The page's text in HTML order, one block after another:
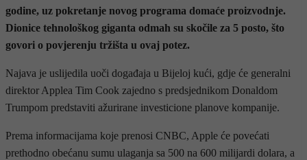
godine, uz pokretanje novog programa domaće proizvodnje.
Dionice tehnološkog giganta odmah su skočile za 5 posto, što
govori o povjerenju tržišta u ovaj potez.
Najava je uslijedila uoči događaja u Bijeloj kući, gdje će generalni
direktor Applea Tim Cook zajedno s predsjednikom Donaldom
Trumpom predstaviti ažurirane investicione planove kompanije.
Prema informacijama koje prenosi CNBC, Apple će povećati
prethodno obećanu sumu ulaganja sa 500 na 600 milijardi dolara, a